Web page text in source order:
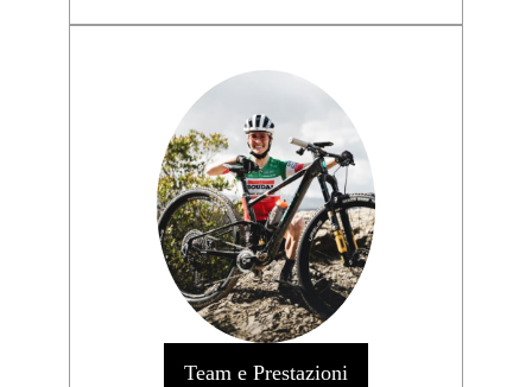
Team e Prestazioni